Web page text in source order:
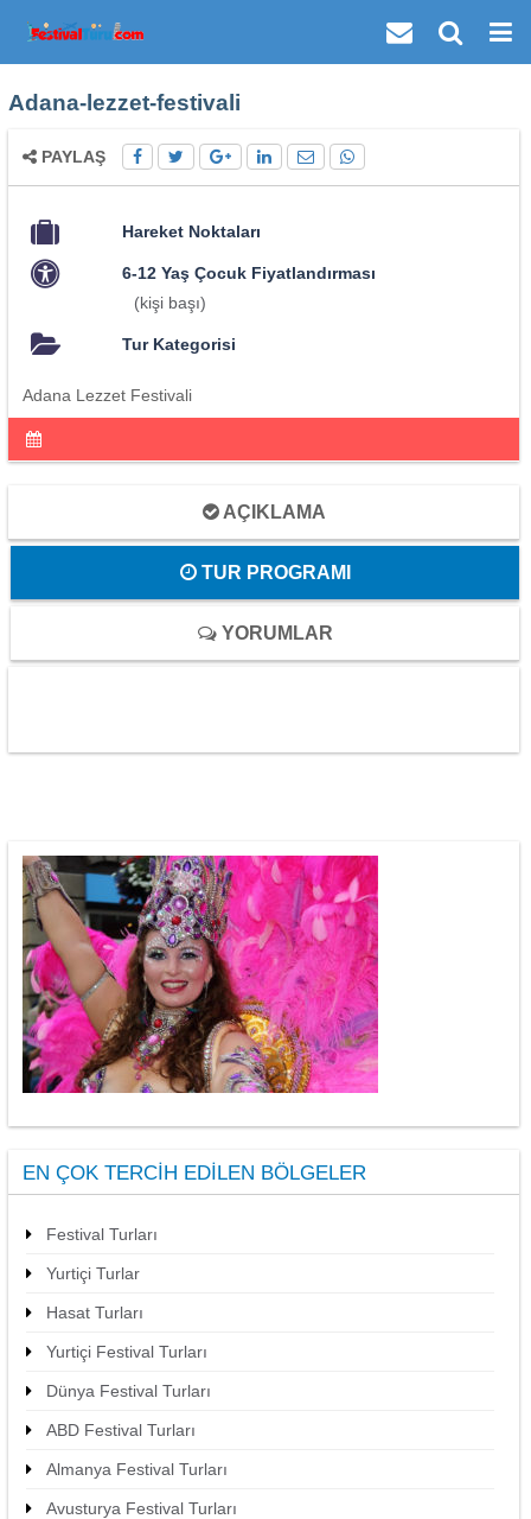
Adana-lezzet-festivali
PAYLAŞ
Hareket Noktaları
6-12 Yaş Çocuk Fiyatlandırması
(kişi başı)
Tur Kategorisi
Adana Lezzet Festivali
AÇIKLAMA
TUR PROGRAMI
YORUMLAR
EN ÇOK TERCIH EDILEN BÖLGELER
Festival Turları
Yurtiçi Turlar
Hasat Turları
Yurtiçi Festival Turları
Dünya Festival Turları
ABD Festival Turları
Almanya Festival Turları
Avusturya Festival Turları